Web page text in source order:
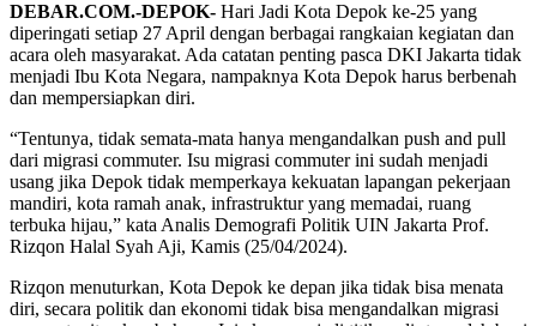
DEBAR.COM.-DEPOK- Hari Jadi Kota Depok ke-25 yang
diperingati setiap 27 April dengan berbagai rangkaian kegiatan dan
acara oleh masyarakat. Ada catatan penting pasca DKI Jakarta tidak
menjadi Ibu Kota Negara, nampaknya Kota Depok harus berbenah
dan mempersiapkan diri.
“Tentunya, tidak semata-mata hanya mengandalkan push and pull
dari migrasi commuter. Isu migrasi commuter ini sudah menjadi
usang jika Depok tidak memperkaya kekuatan lapangan pekerjaan
mandiri, kota ramah anak, infrastruktur yang memadai, ruang
terbuka hijau,” kata Analis Demografi Politik UIN Jakarta Prof.
Rizqon Halal Syah Aji, Kamis (25/04/2024).
Rizqon menuturkan, Kota Depok ke depan jika tidak bisa menata
diri, secara politik dan ekonomi tidak bisa mengandalkan migrasi